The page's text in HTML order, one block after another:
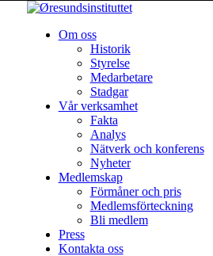
Om oss
Historik
Styrelse
Medarbetare
Stadgar
Vår verksamhet
Fakta
Analys
Nätverk och konferens
Nyheter
Medlemskap
Förmåner och pris
Medlemsförteckning
Bli medlem
Press
Kontakta oss